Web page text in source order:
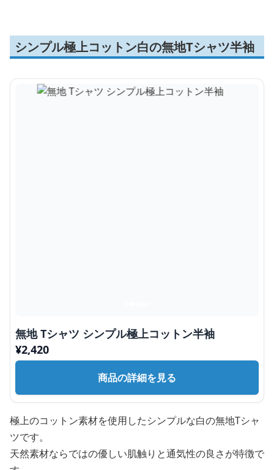
シンプル極上コットン白の無地Tシャツ半袖
無地 Tシャツ シンプル極上コットン半袖
¥2,420
商品の詳細を見る
極上のコットン素材を使用したシンプルな白の無地Tシャ
ツです。
天然素材ならではの優しい肌触りと通気性の良さが特徴で